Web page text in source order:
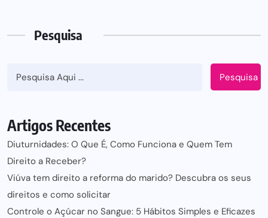
Pesquisa
Pesquisa
Artigos Recentes
Diuturnidades: O Que É, Como Funciona e Quem Tem
Direito a Receber?
Viúva tem direito a reforma do marido? Descubra os seus
direitos e como solicitar
Controle o Açúcar no Sangue: 5 Hábitos Simples e Eficazes